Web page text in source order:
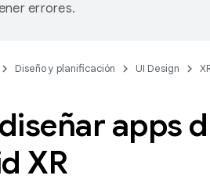
errores.
Diseño y planificación UI Design
apps
XR